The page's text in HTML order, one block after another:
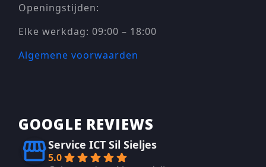
Openingstijden:
Elke werkdag: 09:00 – 18:00
Algemene voorwaarden
GOOGLE REVIEWS
Service ICT Sil Sieljes
5.0